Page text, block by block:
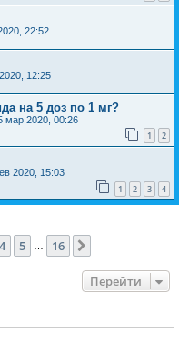
22:52
12:25
на 5 доз по 1 мг?
мар 2020, 00:26
1 2
2020, 15:03
1 2 3 4
из 16
4 5 16
Перейти